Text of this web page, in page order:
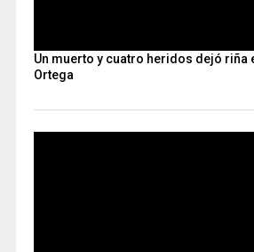
Un muerto y cuatro heridos dejó riña
Ortega